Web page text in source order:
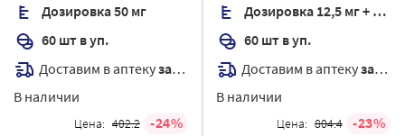
Дозировка 50 мг
60 шт в уп.
Доставим в аптекузавтра
В наличии
Цена: 402.2 24
Дозировка 12,5 мг + 50 мг
60 шт в уп.
Доставим в аптекузавтра
В наличии
Цена: 804.4 23